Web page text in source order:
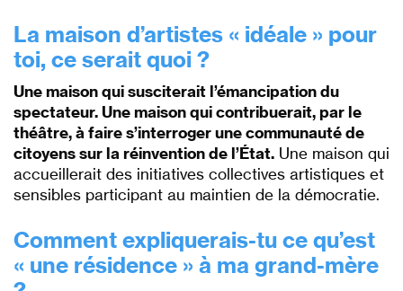
La maison d’artistes « idéale » pour
toi, ce serait quoi ?
Une maison qui susciterait l’émancipation du
spectateur. Une maison qui contribuerait, par le
théâtre, à faire s’interroger une communauté de
citoyens sur la réinvention de l’État. Une maison qui
accueillerait des initiatives collectives artistiques et
sensibles participant au maintien de la démocratie.
Comment expliquerais-tu ce qu’est
« une résidence » à ma grand-mère